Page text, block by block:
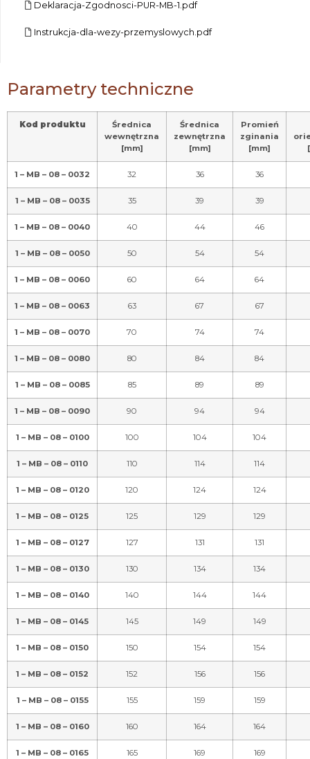
Deklaracja-Zgodnosci-PUR-MB-1.pdf
Instrukcja-dla-wezy-przemyslowych.pdf
Parametry techniczne
Kod produktu
Średnica
wewnętrzna
[mm]
Średnica
zewnętrzna
[mm]
Promień
zginania
[mm]
1 – MB – 08 – 0032 32 36 36
1 – MB – 08 – 0035 35 39 39
1 – MB – 08 – 0040 40 44 46
1 – MB – 08 – 0050 50 54 54
1 – MB – 08 – 0060 60 64 64
1 – MB – 08 – 0063 63 67 67
1 – MB – 08 – 0070 70 74 74
1 – MB – 08 – 0080 80 84 84
1 – MB – 08 – 0085 85 89 89
1 – MB – 08 – 0090 90 94 94
1 – MB – 08 – 0100 100 104 104
1 – MB – 08 – 0110 110 114 114
1 – MB – 08 – 0120 120 124 124
1 – MB – 08 – 0125 125 129 129
1 – MB – 08 – 0127 127 131 131
1 – MB – 08 – 0130 130 134 134
1 – MB – 08 – 0140 140 144 144
1 – MB – 08 – 0145 145 149 149
1 – MB – 08 – 0150 150 154 154
1 – MB – 08 – 0152 152 156 156
1 – MB – 08 – 0155 155 159 159
1 – MB – 08 – 0160 160 164 164
1 – MB – 08 – 0165 165 169 169